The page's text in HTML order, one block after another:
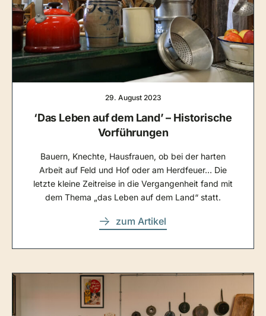
29. August 2023
‘Das Leben auf dem Land’ – Historische
Vorführungen
Bauern, Knechte, Hausfrauen, ob bei der harten
Arbeit auf Feld und Hof oder am Herdfeuer… Die
letzte kleine Zeitreise in die Vergangenheit fand mit
dem Thema „das Leben auf dem Land“ statt.
zum Artikel